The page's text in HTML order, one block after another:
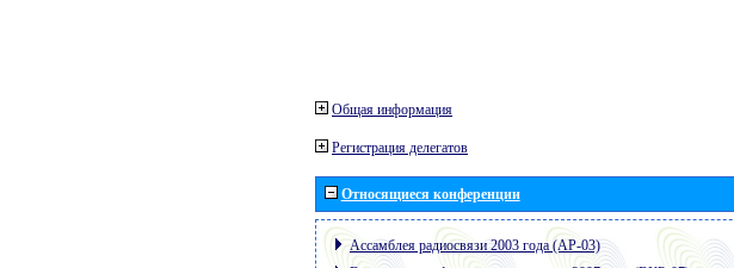
Общая информация
Регистрация делегатов
Относящиеся конференции
Ассамблея радиосвязи 2003 года (АР-03)